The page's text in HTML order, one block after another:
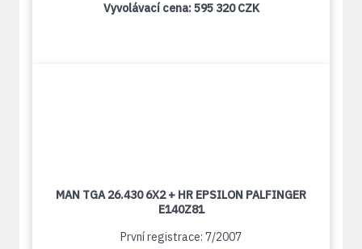
Vyvolávací cena:595 320 CZK
MAN TGA 26.430 6X2 + HR EPSILON PALFINGER
E140Z81
První registrace: 7/2007